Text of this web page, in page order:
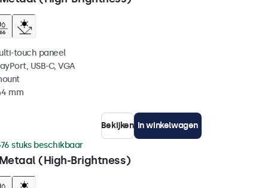
touch paneel
USB-C, VGA
mm
Bekijken In winkelwagen
(High-Brightness)
76 stuks beschikbaar